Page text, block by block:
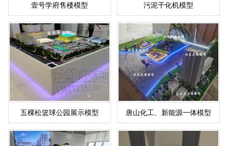
壹号学府售楼模型 污泥干化机模型
五棵松篮球公园展示模型 唐山化工、新能源一体模型